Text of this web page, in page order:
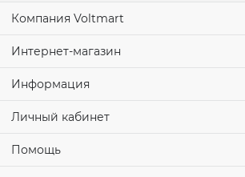
Компания Voltmart
Интернет-магазин
Информация
Личный кабинет
Помощь